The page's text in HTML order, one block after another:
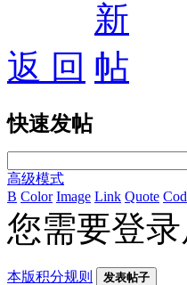
返 回
快速发帖
高级模式
B Color Image Link Quote
您需要登
本版积分规则 发表帖子